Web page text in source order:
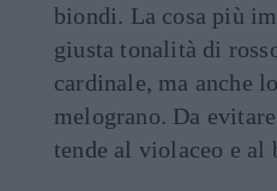
biondi. La cosa più
giusta tonalità di
cardinale, ma anche
melograno. Da
tende al violaceo e al